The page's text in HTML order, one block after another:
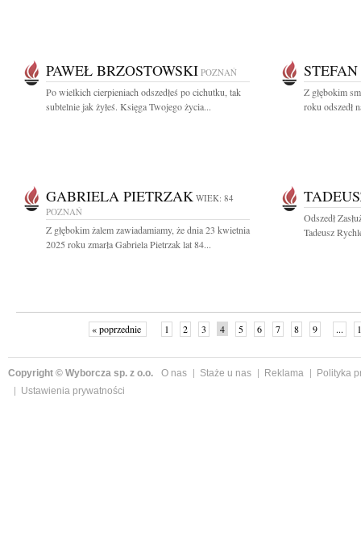
PAWEŁ BRZOSTOWSKI POZNAŃ
Po wielkich cierpieniach odszedłeś po cichutku, tak
subtelnie jak żyłeś. Księga Twojego życia...
Z głębokim
roku odszedł
GABRIELA PIETRZAK WIEK: 84
POZNAŃ
Z głębokim żalem zawiadamiamy, że dnia 23 kwietnia
2025 roku zmarła Gabriela Pietrzak lat 84...
Odszedł
Tadeusz
« poprzednie 1 2 3 4 5 6 7 8 9 ...
Copyright © Wyborcza sp. z o.o. O nas Staże u nas Reklama
Polityka
Ustawienia prywatności